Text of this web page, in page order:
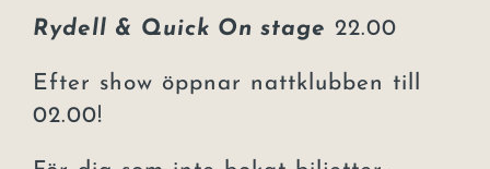
Rydell & Quick On stage 22.00
Efter show öppnar nattklubben till
02.00!